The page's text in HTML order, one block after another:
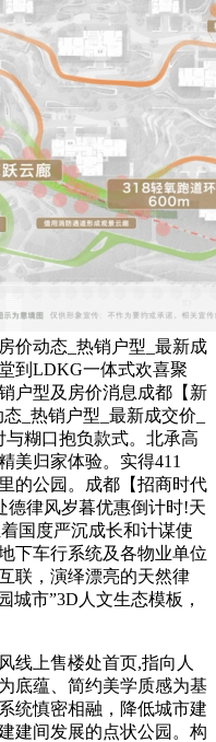
价动态_热销户型_最新成
到LDKG一体式欢喜聚
户型及房价消息成都【新
_热销户型_最新成交价_
糊口抱负款式。北承高
美归家体验。实得411
的公园。成都【招商时代
德律风岁暮优惠倒计时!天
国度严沉成长和计谋使
下车行系统及各物业单位
联，演绎漂亮的天然律
城市”3D人文生态模板，
上售楼处首页,指向人
底蕴、简约美学质感为基
统慎密相融，降低城市建
建间发展的点状公园。构